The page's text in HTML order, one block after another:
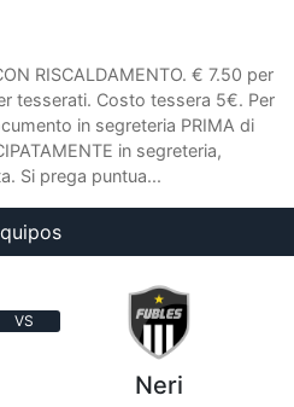
RISCALDAMENTO. € 7.50 per
tesserati. Costo tessera 5€. Per
in segreteria PRIMA di
in segreteria,
Si prega puntua...
VS
Neri